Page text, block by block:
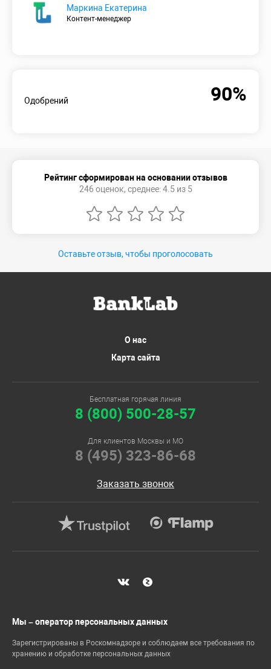
Маркина Екатерина
Контент-менеджер
Одобрений 90%
Рейтинг сформирован на основании отзывов
246 оценок, среднее: 4.5 из 5
Оставьте отзыв, чтобы проголосовать
О нас
Карта сайта
Бесплатная горячая линия
8 (800) 500-28-57
Для клиентов Москвы и МО
8 (495) 323-86-68
Заказать звонок
Мы – оператор персональных данных
Зарегистрированы в Роскомнадзоре и соблюдаем все требования по
хранению и обработке персональных данных